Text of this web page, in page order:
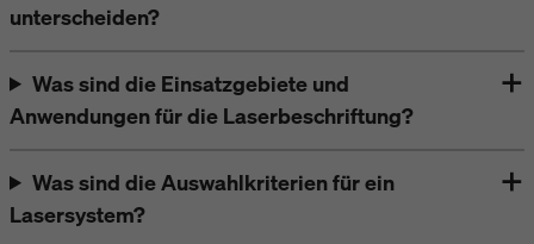
unterscheiden?
Was sind die Einsatzgebiete und
Anwendungen für die Laserbeschriftung?
Was sind die Auswahlkriterien für ein
Lasersystem?